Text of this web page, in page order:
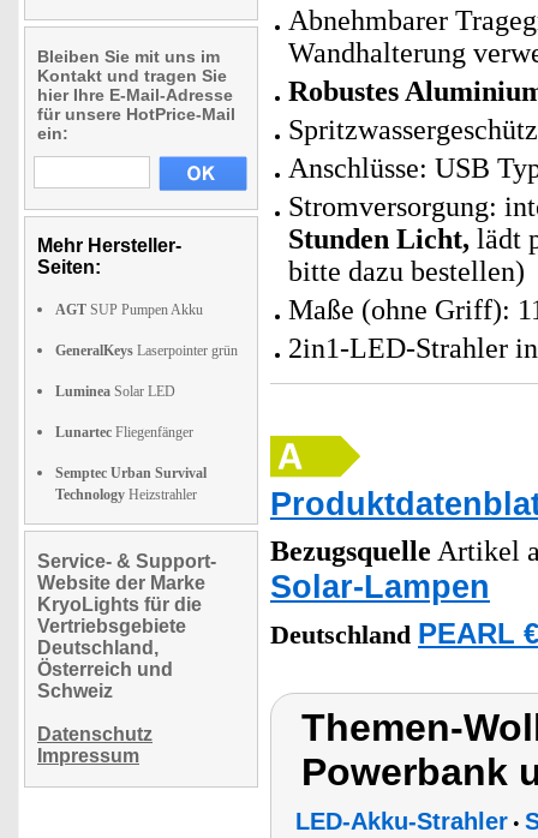
Bleiben Sie mit uns im
Kontakt und tragen Sie
hier Ihre E-Mail-Adresse
für unsere HotPrice-Mail
ein:
Mehr Hersteller-
Seiten:
AGT SUP Pumpen Akku
GeneralKeys Laserpointer grün
Luminea Solar LED
Lunartec Fliegenfänger
Semptec Urban Survival
Technology Heizstrahler
Service- & Support-
Website der Marke
KryoLights für die
Vertriebsgebiete
Deutschland,
Österreich und
Schweiz
Datenschutz
Impressum
Abnehmbarer
Wandhalterung
Robustes
Anschlüsse: USB
Stromversorgung:
Stunden Licht, lädt
bitte dazu bestellen)
Maße (ohne Griff):
2in1-LED-Strahler
Bezugsquelle Artikel
Solar-Lampen
Deutschland PEARL
Themen-
Powerbank
LED-Akku-Strahler•